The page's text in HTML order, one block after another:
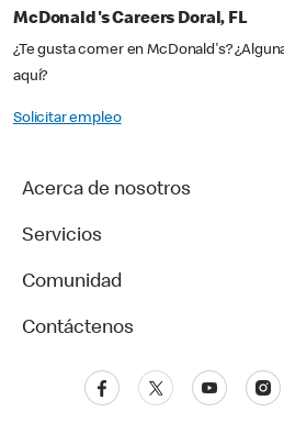
McDonald's Careers Doral, FL
¿Te gusta comer en McDonald's?
aquí?
Solicitar empleo
Acerca de nosotros
Servicios
Comunidad
Contáctenos